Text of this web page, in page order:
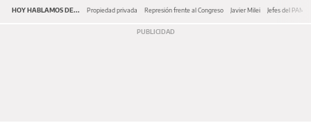
HOY HABLAMOS DE... Propiedad privada Represión frente al Congreso Javier Milei Jefes del PAMI